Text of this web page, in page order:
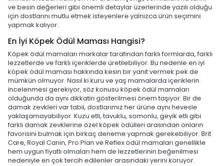
ve besin değerleri gibi önemli detaylar üzerlerinde yazılı olduğu
için dostlarını mutlu etmek isteyenlere yalnızca ürün seçimini
yapmak kalıyor.
En İyi Köpek Ödül Maması Hangisi?
Köpek ödül mamaları markalar tarafından farklı formlarda, farklı
lezzetlerde ve farklı içeriklerde üretilebiliyor. Bu nedenle en iyi
köpek ödül maması hakkında kesin bir yanıt vermek pek de
mümkün olmuyor. Nasıl ki kuru ve yaş mamalarda içeriklerin
incelenmesi gerekiyor, söz konusu köpek ödül mamaları
olduğunda da aynı dikkatin gösterilmesi önem taşıyor. Bir de
damak zevkleri var tabii, dostlarımız her ürüne aynı hevesle
yaklaşamayabiliyor. Kuzu etli, tavuklu, somonlu, geyik etli gibi
farklı damak zevklerine özel köpek ödülleri arasından onların
favorisini bulmak için birkaç deneme yapmak gerekebiliyor. Brit
Care, Royal Canin, Pro Plan ve Reflex ödül mamaları genellikle
hem uygun fiyatlı olmaları hem de lezzetlerinin beğenilmesi
nedeniyle en çok tercih edilenler arasındaki yerini koruyor.